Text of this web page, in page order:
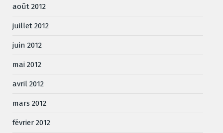
août 2012
juillet 2012
juin 2012
mai 2012
avril 2012
mars 2012
février 2012